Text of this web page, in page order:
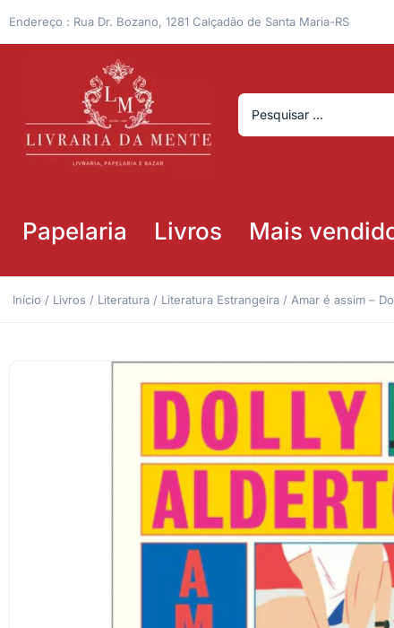
Endereço : Rua Dr. Bozano, 1281 Calçadão de Santa Maria-RS
Papelaria Livros Mais
Início / Livros / Literatura / Literatura Estrangeira / Amar é assim –